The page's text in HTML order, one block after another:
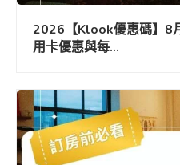
2026【Klook優惠碼】8
用卡優惠與每...